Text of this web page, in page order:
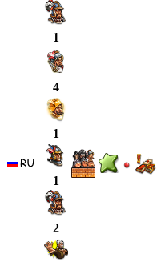
1
4
1
1
2